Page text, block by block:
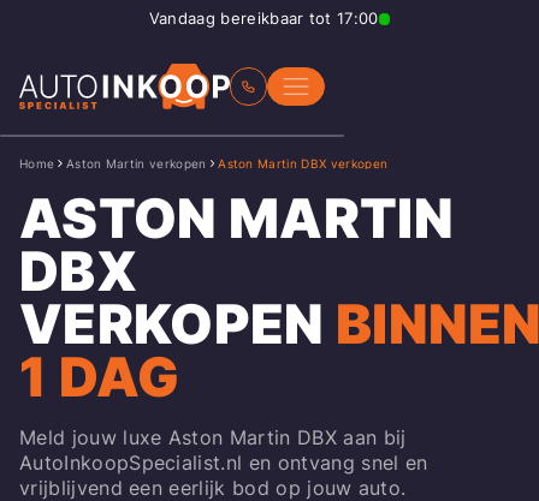
Vandaag bereikbaar tot 17:00
Home Aston Martin verkopen Aston Martin DBX verkopen
ASTON MARTIN
DBX
VERKOPEN
1 DAG
Meld jouw luxe Aston Martin DBX aan bij
AutoInkoopSpecialist.nl en ontvang snel en
vrijblijvend een eerlijk bod op jouw auto.